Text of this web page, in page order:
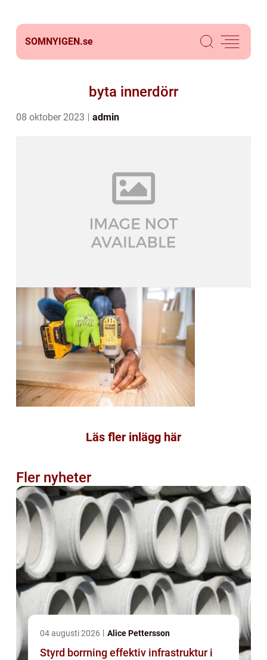
SOMNYIGEN.se
byta innerdörr
08 oktober 2023 admin
Läs fler inlägg här
Fler nyheter
04 augusti 2026 Alice Pettersson
Styrd borrning effektiv infrastruktur i